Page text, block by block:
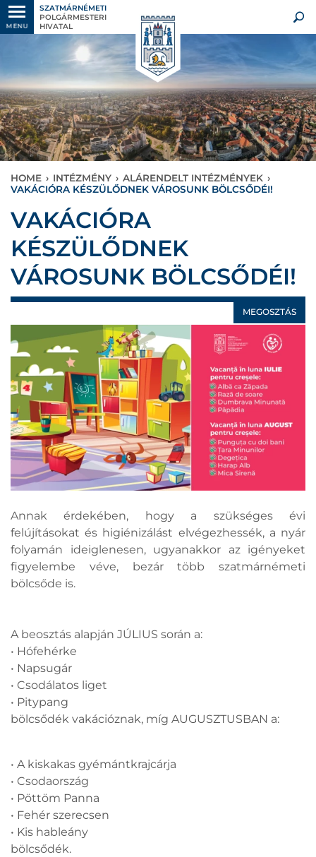
MENU
SZATMÁRNÉMETI
POLGÁRMESTERI
HIVATAL
HOME › INTÉZMÉNY › ALÁRENDELT INTÉZMÉNYEK ›
VAKÁCIÓRA KÉSZÜLŐDNEK VÁROSUNK BÖLCSŐDÉI!
VAKÁCIÓRA
KÉSZÜLŐDNEK
VÁROSUNK BÖLCSŐDÉI!
MEGOSZTÁS
Annak érdekében, hogy a szükséges évi
felújításokat és higiénizálást elvégezhessék, a nyár
folyamán ideiglenesen, ugyanakkor az igényeket
figyelembe véve, bezár több szatmárnémeti
bölcsőde is.
A beosztás alapján JÚLIUS során a:
• Hófehérke
• Napsugár
• Csodálatos liget
• Pitypang
bölcsődék vakációznak, míg AUGUSZTUSBAN a:
• A kiskakas gyémántkrajcárja
• Csodaország
• Pöttöm Panna
• Fehér szerecsen
• Kis hableány
bölcsődék.